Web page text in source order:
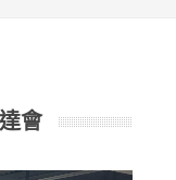
會